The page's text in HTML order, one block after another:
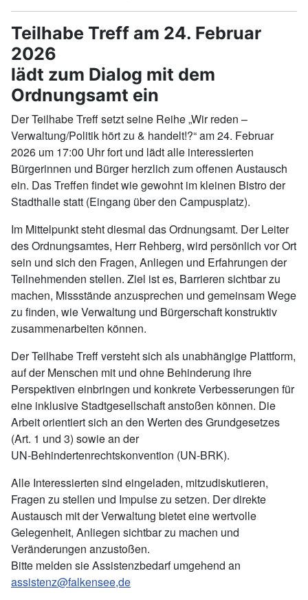
Teilhabe Treff am 24. Februar
2026
lädt zum Dialog mit dem
Ordnungsamt ein
Der Teilhabe Treff setzt seine Reihe „Wir reden –
Verwaltung/Politik hört zu & handelt!?“ am 24. Februar
2026 um 17:00 Uhr fort und lädt alle interessierten
Bürgerinnen und Bürger herzlich zum offenen Austausch
ein. Das Treffen findet wie gewohnt im kleinen Bistro der
Stadthalle statt (Eingang über den Campusplatz).
Im Mittelpunkt steht diesmal das Ordnungsamt. Der Leiter
des Ordnungsamtes, Herr Rehberg, wird persönlich vor Ort
sein und sich den Fragen, Anliegen und Erfahrungen der
Teilnehmenden stellen. Ziel ist es, Barrieren sichtbar zu
machen, Missstände anzusprechen und gemeinsam Wege
zu finden, wie Verwaltung und Bürgerschaft konstruktiv
zusammenarbeiten können.
Der Teilhabe Treff versteht sich als unabhängige Plattform,
auf der Menschen mit und ohne Behinderung ihre
Perspektiven einbringen und konkrete Verbesserungen für
eine inklusive Stadtgesellschaft anstoßen können. Die
Arbeit orientiert sich an den Werten des Grundgesetzes
(Art. 1 und 3) sowie an der
UN‑Behindertenrechtskonvention (UN‑BRK).
Alle Interessierten sind eingeladen, mitzudiskutieren,
Fragen zu stellen und Impulse zu setzen. Der direkte
Austausch mit der Verwaltung bietet eine wertvolle
Gelegenheit, Anliegen sichtbar zu machen und
Veränderungen anzustoßen.
Bitte melden sie Assistenzbedarf umgehend an
assistenz@falkensee,de